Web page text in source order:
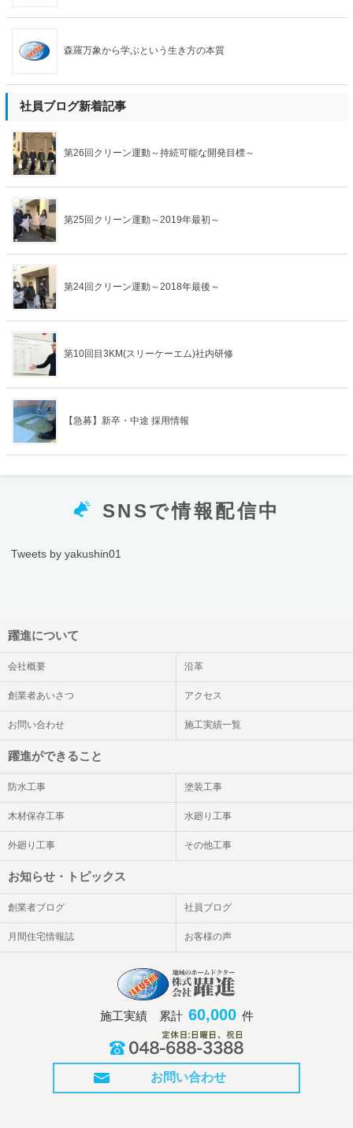
森羅万象から学ぶという生き方の本質
社員ブログ新着記事
第26回クリーン運動～持続可能な開発目標～
第25回クリーン運動～2019年最初～
第24回クリーン運動～2018年最後～
第10回目3KM(スリーケーエム)社内研修
【急募】新卒・中途 採用情報
SNSで情報配信中
Tweets by yakushin01
躍進について
会社概要 沿革
創業者あいさつ アクセス
お問い合わせ 施工実績一覧
躍進ができること
防水工事 塗装工事
木材保存工事 水廻り工事
外廻り工事 その他工事
お知らせ・トピックス
創業者ブログ 社員ブログ
月間住宅情報誌 お客様の声
施工実績 累計 60,000 件
お問い合わせ